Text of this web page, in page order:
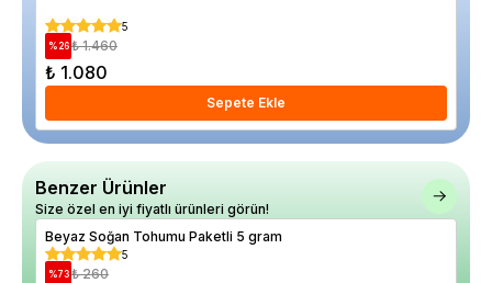
5
%26 ₺ 1.460
₺ 1.080
Sepete Ekle
Benzer Ürünler
Size özel en iyi fiyatlı ürünleri görün!
Beyaz Soğan Tohumu Paketli 5 gram
5
%73 ₺ 260